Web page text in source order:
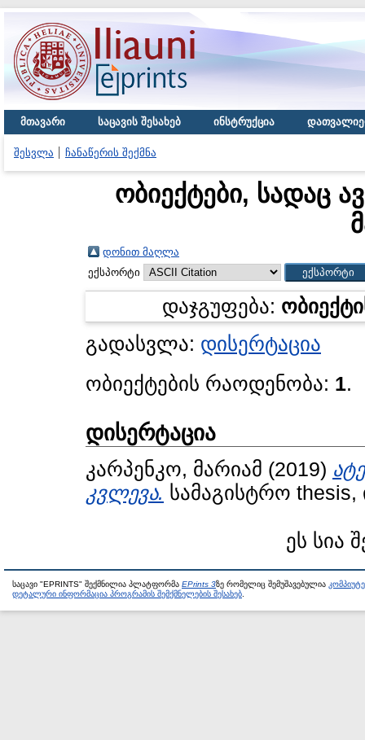
მთავარი საცავის შესახებ ინსტრუქცია
შესვლა ჩანაწერის შექმნა
ობიექტები, სადაც
დონით მაღლა
ექსპორტი
დაჯგუფება:
გადასვლა: დისერტაცია
ობიექტების რაოდენობა: 1.
დისერტაცია
კარპენკო, მარიამ (2019)
კვლევა. სამაგისტრო
ეს სია
საცავი "EPRINTS" შექმნილია პლატფორმა EPrints 3ზე რომელიც შემუშავებულია
დეტალური ინფორმაცია პროგრამის შემქმნელების შესახებ